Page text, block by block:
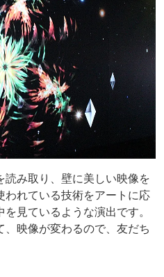
み取り、壁に美しい映像を
れている技術をアートに応
見ているような演出です。
映像が変わるので、友だち